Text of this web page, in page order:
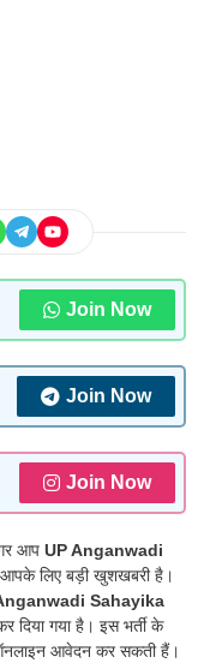
Join Now
Join Now
Join Now
आप UP Anganwadi
आपके लिए बड़ी खुशखबरी है।
Sahayika
दिया गया है। इस भर्ती के
आवेदन कर सकती हैं।